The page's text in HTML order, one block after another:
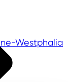
Westphalia